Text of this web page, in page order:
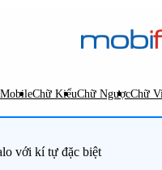
Chữ KiểuChữ NgượcChữ
với kí tự đặc biệt